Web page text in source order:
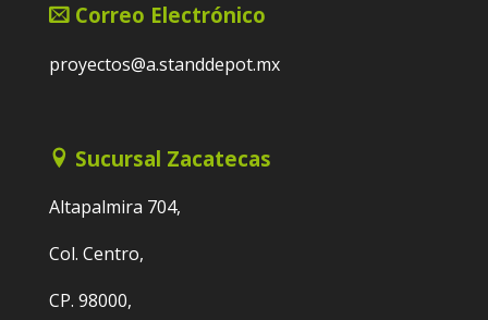
Correo Electrónico
proyectos@a.standdepot.mx
Sucursal Zacatecas
Altapalmira 704,
Col. Centro,
CP. 98000,